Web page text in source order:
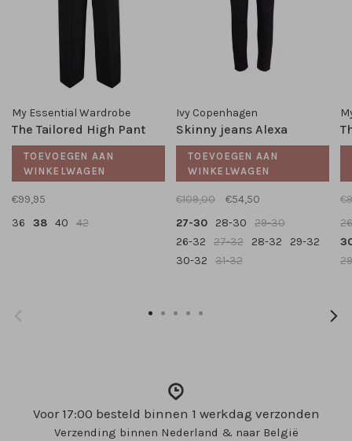
My Essential Wardrobe
The Tailored High Pant
TOEVOEGEN AAN
WINKELWAGEN
€99,95
36
38 40 42
Ivy Copenhagen
Skinny jeans Alexa
TOEVOEGEN AAN
WINKELWAGEN
€109,00
€54,50
27-30
28-30
29-30
26-32
27-32 28-32
29-32
30-32
31-32
Voor 17:00 besteld binnen 1 werkdag verzonden
Verzending binnen Nederland & naar België